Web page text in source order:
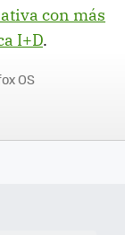
con más
I+D.
OS